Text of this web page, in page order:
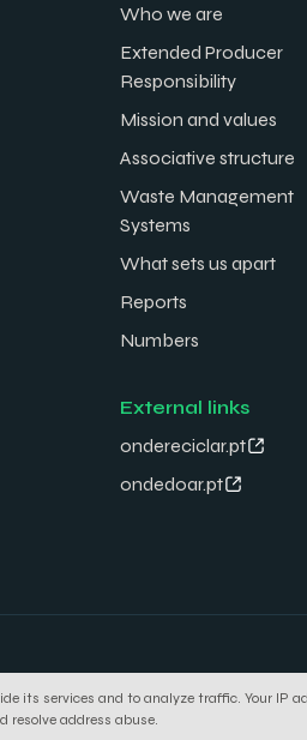
Who we are
Extended Producer
Responsibility
Mission and values
Associative structure
Waste Management
Systems
What sets us apart
Reports
Numbers
External links
ondereciclar.pt
ondedoar.pt
its services and to analyze traffic. Your
resolve address abuse.